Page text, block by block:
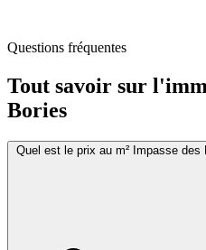
Questions fréquentes
Tout savoir sur
Bories
Quel est le prix au m² Impasse